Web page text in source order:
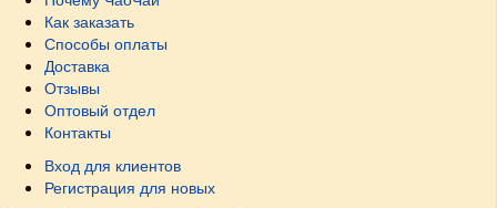
Как заказать
Способы оплаты
Доставка
Отзывы
Оптовый отдел
Контакты
Вход для клиентов
Регистрация для новых